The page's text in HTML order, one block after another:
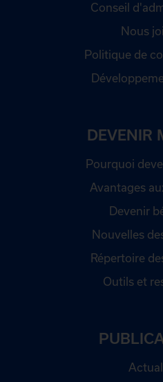
Conseil
Nous
Politique de
DEVENIR
Pourquoi
Avantages
Devenir
Nouvelles
Répertoire
Outils et